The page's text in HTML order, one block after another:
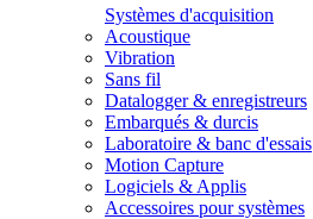
Systèmes d'acquisition
Acoustique
Vibration
Sans fil
Datalogger & enregistreurs
Embarqués & durcis
Laboratoire & banc d'essais
Motion Capture
Logiciels & Applis
Accessoires pour systèmes